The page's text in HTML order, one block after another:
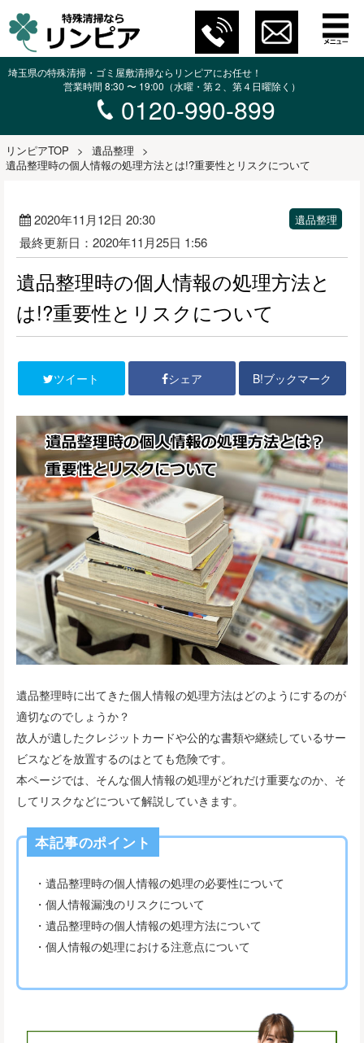
埼玉県の特殊清掃・ゴミ屋敷清掃ならリンピアにお任せ！
営業時間 8:30 〜 19:00（水曜・第２、第４日曜除く）
0120-990-899
リンピアTOP > 遺品整理
>
遺品整理時の個人情報の処理方法とは!?重要性とリスクについて
2020年11月12日 20:30
最終更新日：2020年11月25日 1:56
遺品整理
遺品整理時の個人情報の処理方法と
は!?重要性とリスクについて
ツイート シェア B!ブックマーク
遺品整理時に出てきた個人情報の処理方法はどのようにするのが
適切なのでしょうか？
故人が遺したクレジットカードや公的な書類や継続しているサー
ビスなどを放置するのはとても危険です。
本ページでは、そんな個人情報の処理がどれだけ重要なのか、そ
してリスクなどについて解説していきます。
本記事のポイント
・遺品整理時の個人情報の処理の必要性について
・個人情報漏洩のリスクについて
・遺品整理時の個人情報の処理方法について
・個人情報の処理における注意点について